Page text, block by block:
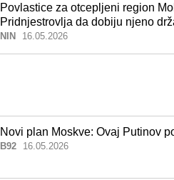
Povlastice za otcepljeni region
Pridnjestrovlja da dobiju njeno
NIN 16.05.2026
Novi plan Moskve: Ovaj Putinov
B92 16.05.2026